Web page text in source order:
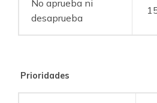
No aprueba ni
desaprueba
Prioridades